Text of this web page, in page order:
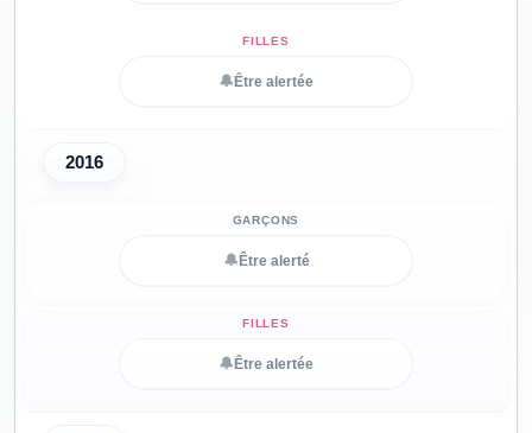
🔔 Être alertée
2016
🔔 Être alerté
🔔 Être alertée